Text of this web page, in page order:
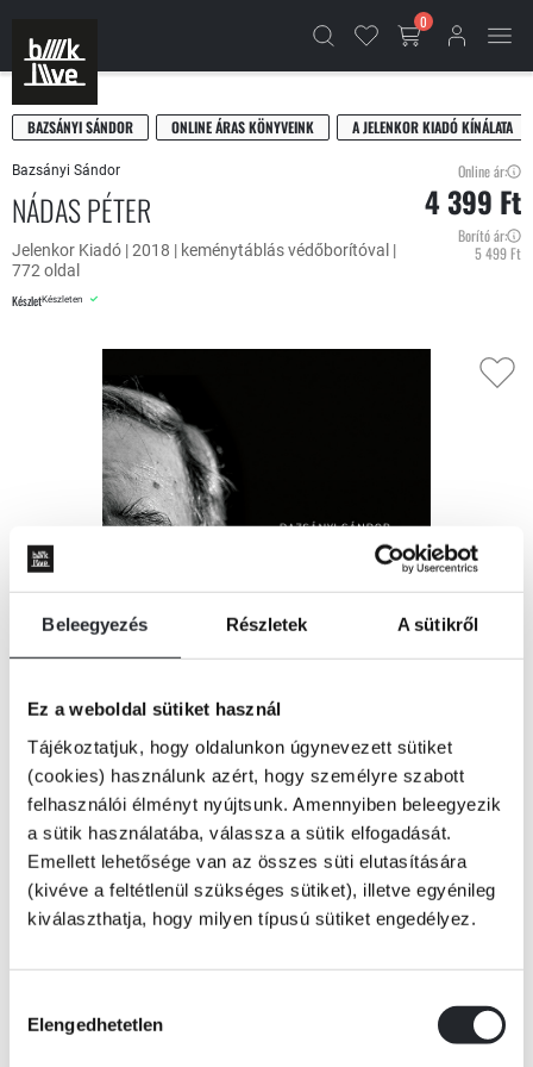
Beleegyezés Részletek A sütikről
Ez a weboldal sütiket használ
Tájékoztatjuk, hogy oldalunkon úgynevezett sütiket
(cookies) használunk azért, hogy személyre szabott
felhasználói élményt nyújtsunk. Amennyiben beleegyezik
a sütik használatába, válassza a sütik elfogadását.
Emellett lehetősége van az összes süti elutasítására
(kivéve a feltétlenül szükséges sütiket), illetve egyénileg
kiválaszthatja, hogy milyen típusú sütiket engedélyez.
kiválasztása
Elengedhetetlen
0
BAZSÁNYI SÁNDOR ONLINE ÁRAS KÖNYVEINK A JELENKOR KIADÓ KÍNÁLATA
Bazsányi Sándor
NÁDAS PÉTER
Jelenkor Kiadó | 2018 | keménytáblás védőborítóval |
772 oldal
KészletKészleten
Online ár:
4 399 Ft
Borító ár:
5 499 Ft